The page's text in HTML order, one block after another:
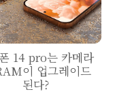
14 pro는 카메라
이 업그레이드
된다?